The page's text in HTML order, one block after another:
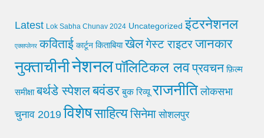
Latest Lok Sabha Chunav 2024 Uncategorized इंटरनेशनल
एक्सप्लेनर कविताई कार्टून किताबिया खेलगेस्ट राइटरजानकार
नुक्ताचीनीनेशनलपॉलिटिकल लवप्रवचन फ़िल्म
समीक्षा बर्थडे स्पेशलबवंडर बुक रिव्यू राजनीति लोकसभा
चुनाव 2019 विशेषसाहित्यसिनेमा सोशलपुर